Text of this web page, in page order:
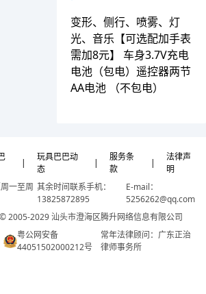
变形、侧行、喷雾、灯
光、音乐【可选配加手表
需加8元】 车身3.7V充电
电池（包电）遥控器两节
AA电池 （不包电）
|
玩具巴巴动
态
|
服务条
款
|
法律声
明
一至周 其余时间联系手机：
13825872895
E-mail：
5256262@qq.com
2005-2029 汕头市澄海区腾升网络信息有限公司
粤公网安备
44051502000212号
常年法律顾问：广东正治
律师事务所